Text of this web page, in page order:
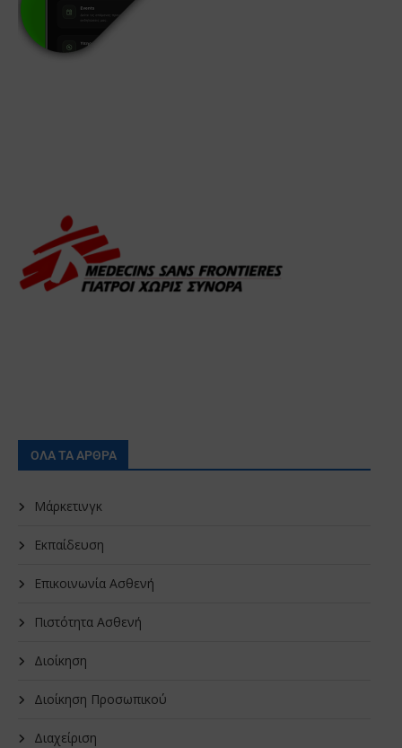
ΟΛΑ ΤΑ ΑΡΘΡΑ
Μάρκετινγκ
Εκπαίδευση
Επικοινωνία Ασθενή
Πιστότητα Ασθενή
Διοίκηση
Διοίκηση Προσωπικού
Διαχείριση